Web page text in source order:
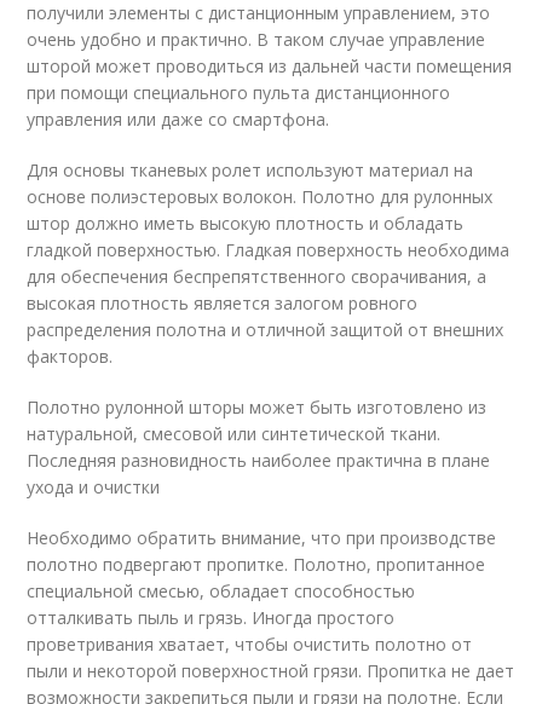
получили элементы с дистанционным управлением, это
очень удобно и практично. В таком случае управление
шторой может проводиться из дальней части помещения
при помощи специального пульта дистанционного
управления или даже со смартфона.
Для основы тканевых ролет используют материал на
основе полиэстеровых волокон. Полотно для рулонных
штор должно иметь высокую плотность и обладать
гладкой поверхностью. Гладкая поверхность необходима
для обеспечения беспрепятственного сворачивания, а
высокая плотность является залогом ровного
распределения полотна и отличной защитой от внешних
факторов.
Полотно рулонной шторы может быть изготовлено из
натуральной, смесовой или синтетической ткани.
Последняя разновидность наиболее практична в плане
ухода и очистки
Необходимо обратить внимание, что при производстве
полотно подвергают пропитке. Полотно, пропитанное
специальной смесью, обладает способностью
отталкивать пыль и грязь. Иногда простого
проветривания хватает, чтобы очистить полотно от
пыли и некоторой поверхностной грязи. Пропитка не дает
возможности закрепиться пыли и грязи на полотне. Если